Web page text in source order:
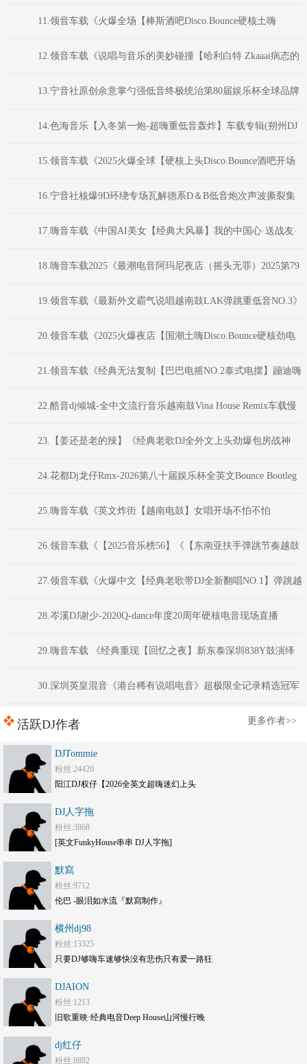
11.领音车载《火爆全场【棒斯酒吧Disco.Bounce硬核土嗨
NO.8】劲爆重低音》(Dj音少Mix)
12.领音车载《说唱与音乐的美妙碰撞【哈利白特 Zkaaai病态的
爱】独家私货·三小时加长车载DJ》颍上DJ虹君
13.宁音社原创余意掌勺强低音终极统治第80届娱乐杯全球品牌
音响矩阵集体瘫痪-DJ余意
14.色海音乐【入冬第一炮-超嗨重低音轰炸】车载专辑(朔州DJ
阿星 Mix15.领音车载《2025火爆全球【硬核上头Disco.Bounce酒吧开场
NO.6】劲爆电音》(Dj音少Mix)
16.宁音社核爆9D环绕专场瓦解德系D＆B低音炮次声波撕裂集
成阵列-DJ余意17.嗨音车载《中国AI美女【经典大风暴】我的中国心·送战友·
山丹丹花开红艳艳中文车载串烧》 河南Dj彦航
18.嗨音车载2025《最潮电音阿玛尼夜店（摇头无罪）2025第79
届“娱乐杯”蹦迪神曲串烧大赛》 DJ小雅
19.领音车载《最新外文霸气说唱越南鼓LAK弹跳重低音NO.3》
(Dj音少Mix)20.领音车载《2025火爆夜店【国潮土嗨Disco.Bounce硬核劲电
NO.11】弹跳重低音》(Dj音少Mix)
21.领音车载《经典无法复制【巴巴电摇NO.2泰式电摆】蹦迪嗨
曲》(Dj红仔Mix)
22.酷音dj倾城-全中文流行音乐越南鼓Vina House Remix车载慢
摇舞曲串烧23.【姜还是老的辣】《经典老歌DJ全外文上头劲爆包房战神
VIP嗨碟》-花都Dj龙仔ReMix
24.花都Dj龙仔Rmx-2026第八十届娱乐杯全英文Bounce Bootleg
至尊电音大碟25.嗨音车载《英文炸街【越南电鼓】女唱开场不怕不怕
VNHouse混音车载串烧大碟》 河南DJ彦航
26.领音车载《【2025音乐榜56】《【东南亚扶手弹跳节奏越鼓
专辑SQ版】》全英文VinaHouse音乐·以后非金币不可下载》志權调音师
27.领音车载《火爆中文【经典老歌带DJ全新翻唱NO.1】弹跳越
鼓电音》(Dj红仔Mix)
28.岑溪DJ谢少-2020Q-dance年度20周年硬核电音现场直播
29.嗨音车载 《经典重现【回忆之夜】新东泰深圳838Y鼓演绎
版商业气氛全英文串烧》河南DJ彦航
30.深圳英皇混音《港台稀有说唱电音》超极限全记录精选冠军
舞曲 DjKatie
活跃DJ作者 更多作者>>
DJTommie
粉丝:24420
阳江DJ权仔【2026全英文超嗨迷幻上头
DJ人字拖
粉丝:3868
[英文FunkyHouse串串 DJ人字拖]
默寫
粉丝:9712
伦巴 -眼泪如水流『默寫制作』
横州dj98
粉丝:13325
只要DJ够嗨车速够快没有悲伤只有爱一路狂
DJAION
粉丝:1213
旧歌重映·经典电音Deep House山河慢行晚
dj红仔
粉丝:8882